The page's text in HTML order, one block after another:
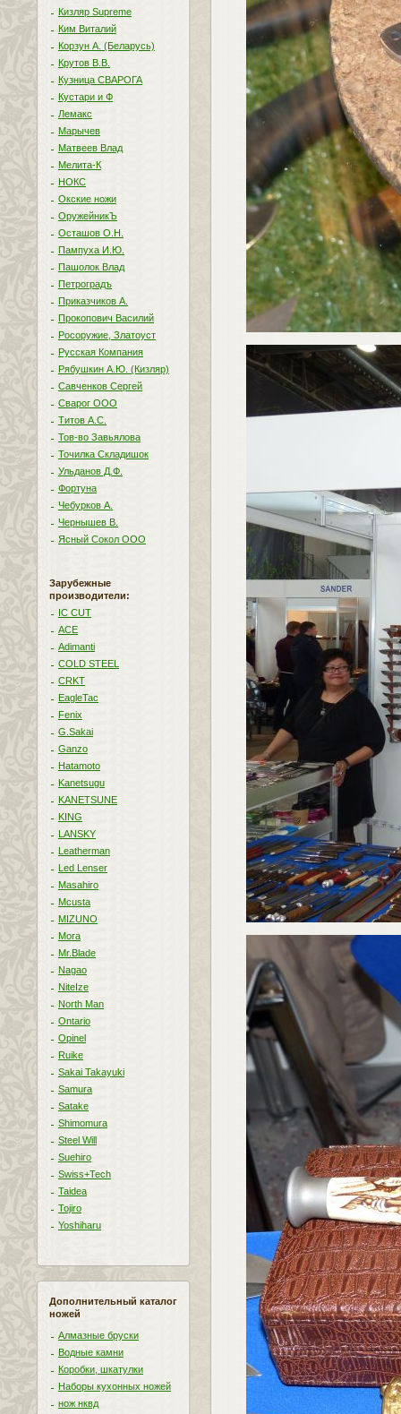
Кизляр Supreme
Ким Виталий
Корзун А. (Беларусь)
Крутов В.В.
Кузница СВАРОГА
Кустари и Ф
Лемакс
Марычев
Матвеев Влад
Мелита-К
НОКС
Окские ножи
ОружейникЪ
Осташов О.Н.
Пампуха И.Ю.
Пашолок Влад
Петроградъ
Приказчиков А.
Прокопович Василий
Росоружие, Златоуст
Русская Компания
Рябушкин А.Ю. (Кизляр)
Савченков Сергей
Сварог ООО
Титов А.С.
Тов-во Завьялова
Точилка Складишок
Ульданов Д.Ф.
Фортуна
Чебурков А.
Чернышев В.
Ясный Сокол ООО
Зарубежные
производители:
IC CUT
ACE
Adimanti
COLD STEEL
CRKT
EagleTac
Fenix
G.Sakai
Ganzo
Hatamoto
Kanetsugu
KANETSUNE
KING
LANSKY
Leatherman
Led Lenser
Masahiro
Mcusta
MIZUNO
Mora
Mr.Blade
Nagao
NiteIze
North Man
Ontario
Opinel
Ruike
Sakai Takayuki
Samura
Satake
Shimomura
Steel Will
Suehiro
Swiss+Tech
Taidea
Tojiro
Yoshiharu
Дополнительный каталог
ножей
Алмазные бруски
Водные камни
Коробки, шкатулки
Наборы кухонных ножей
нож нквд